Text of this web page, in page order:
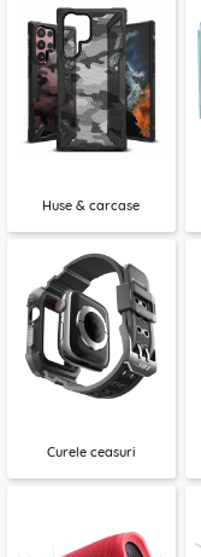
Huse & carcase
Curele ceasuri